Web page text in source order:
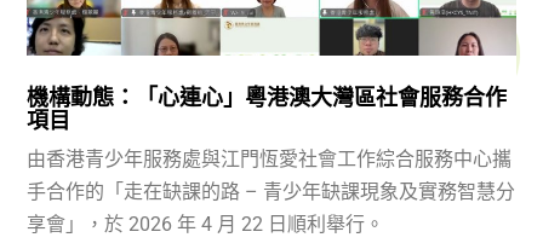
機構動態：「心連心」粵港澳大灣區社會服務合作
項目
由香港青少年服務處與江門恆愛社會工作綜合服務中心攜
手合作的「走在缺課的路 – 青少年缺課現象及實務智慧分
享會」，於 2026 年 4 月 22 日順利舉行。